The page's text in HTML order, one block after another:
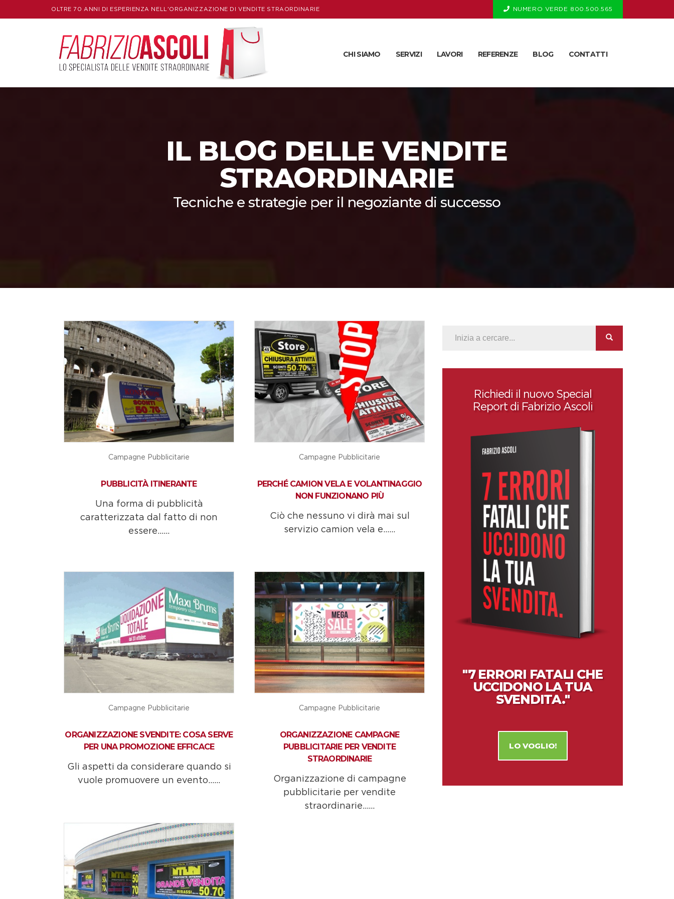
OLTRE 70 ANNI DI ESPERIENZA NELL'ORGANIZZAZIONE DI VENDITE STRAORDINARIE NUMERO VERDE 800.500.565
CHI SIAMO SERVIZI LAVORI REFERENZE BLOG CONTATTI
IL BLOG DELLE VENDITE
STRAORDINARIE
Tecniche e strategie per il negoziante di successo
Campagne Pubblicitarie
PUBBLICITÀ ITINERANTE
Una forma di pubblicità
caratterizzata dal fatto di non
essere......
Campagne Pubblicitarie
PERCHÉ CAMION VELA E VOLANTINAGGIO
NON FUNZIONANO PIÙ
Ciò che nessuno vi dirà mai sul
servizio camion vela e......
Campagne Pubblicitarie
ORGANIZZAZIONE SVENDITE: COSA SERVE
PER UNA PROMOZIONE EFFICACE
Gli aspetti da considerare quando si
vuole promuovere un evento......
Campagne Pubblicitarie
ORGANIZZAZIONE CAMPAGNE
PUBBLICITARIE PER VENDITE
STRAORDINARIE
Organizzazione di campagne
pubblicitarie per vendite
straordinarie......
Richiedi il nuovo Special
Report di Fabrizio Ascoli
"7 ERRORI FATALI CHE
UCCIDONO LA TUA
SVENDITA."
LO VOGLIO!